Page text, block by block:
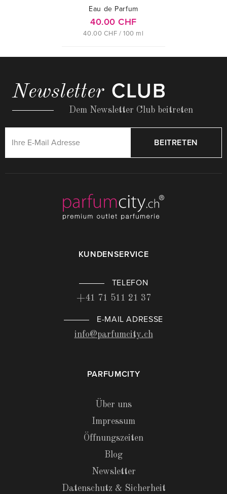
Eau de Parfum
40.00 CHF
40.00 CHF / 100 ml
Newsletter CLUB
Dem Newsletter Club beitreten
BEITRETEN
KUNDENSERVICE
TELEFON
+41 71 511 21 37
E-MAIL ADRESSE
info@parfumcity.ch
PARFUMCITY
Über uns
Impressum
Öffnungszeiten
Blog
Newsletter
Datenschutz & Sicherheit